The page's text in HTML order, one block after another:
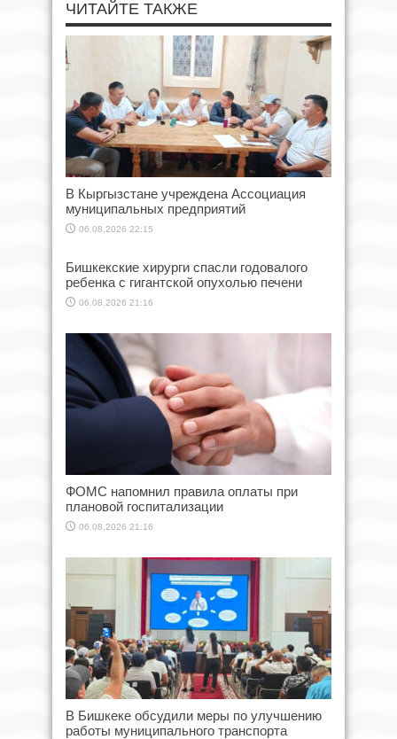
ЧИТАЙТЕ ТАКЖЕ
В Кыргызстане учреждена Ассоциация
муниципальных предприятий
06.08.2026 22:15
Бишкекские хирурги спасли годовалого
ребенка с гигантской опухолью печени
06.08.2026 21:16
ФОМС напомнил правила оплаты при
плановой госпитализации
06.08.2026 21:16
В Бишкеке обсудили меры по улучшению
работы муниципального транспорта